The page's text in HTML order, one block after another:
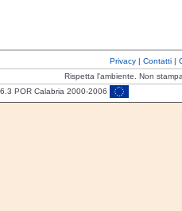
Privacy| Contatti|
Rispetta l'ambiente. Non
POR Calabria 2000-2006